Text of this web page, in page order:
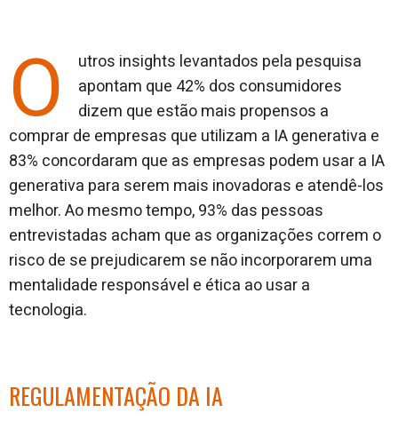
O
utros insights levantados pela pesquisa
apontam que 42% dos consumidores
dizem que estão mais propensos a
comprar de empresas que utilizam a IA generativa e
83% concordaram que as empresas podem usar a IA
generativa para serem mais inovadoras e atendê-los
melhor. Ao mesmo tempo, 93% das pessoas
entrevistadas acham que as organizações correm o
risco de se prejudicarem se não incorporarem uma
mentalidade responsável e ética ao usar a
tecnologia.
REGULAMENTAÇÃO DA IA